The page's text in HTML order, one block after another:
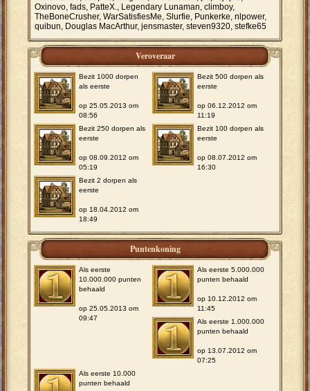
Oxinovo, fads, PatteX., Legendary Lunaman, climboy,
TheBoneCrusher, WarSatisfiesMe, Slurfie, Punkerke, nlpower,
quibun, Douglas MacArthur, jensmaster, steven9320, stefke65
Veroveraar
Bezit 1000 dorpen
als eerste
op 25.05.2013 om
08:56
Bezit 500 dorpen als
eerste
op 06.12.2012 om
11:19
Bezit 250 dorpen als
eerste
op 08.09.2012 om
05:19
Bezit 100 dorpen als
eerste
op 08.07.2012 om
16:30
Bezit 2 dorpen als
eerste
op 18.04.2012 om
18:49
Puntenkoning
Als eerste
10.000.000 punten
behaald
op 25.05.2013 om
09:47
Als eerste 5.000.000
punten behaald
op 10.12.2012 om
11:45
Als eerste 1.000.000
punten behaald
op 13.07.2012 om
07:25
Als eerste 10.000
punten behaald